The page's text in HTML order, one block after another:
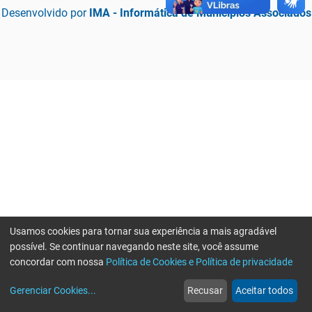
Desenvolvido por IMA - Informática de Municípios Associados
web
Notícias
more_horiz
Mais
Usamos cookies para tornar sua experiência a mais agradável
possível. Se continuar navegando neste site, você assume
concordar com nossa Política de Cookies e Política de privacidade
Gerenciar Cookies... Recusar Aceitar todos
Erro ao enviar informações, por favor tente novamente